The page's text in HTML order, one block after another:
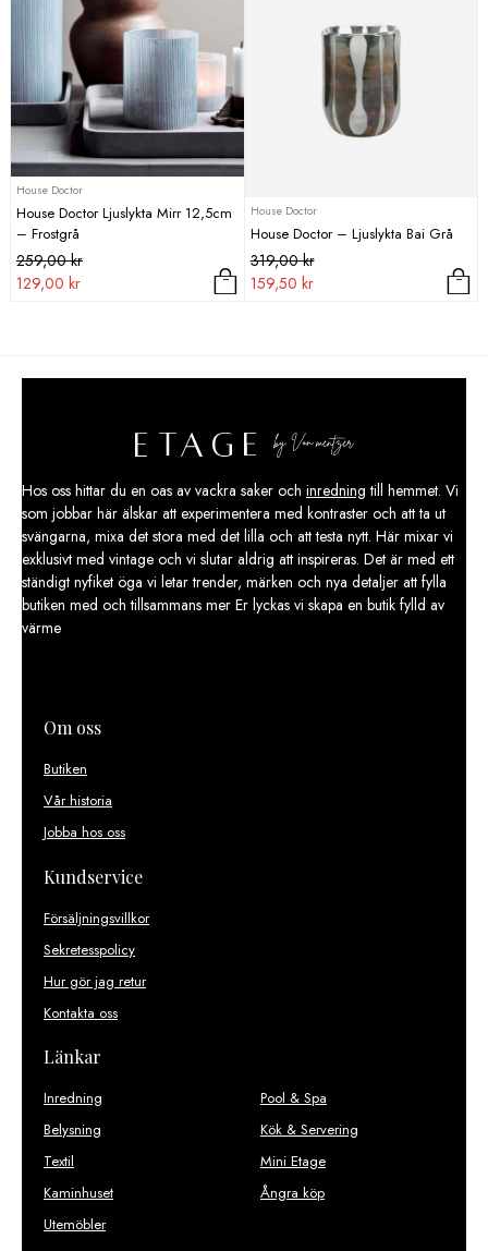
House Doctor
House Doctor Ljuslykta Mirr 12,5cm
– Frostgrå
259,00kr
Det
ursprungliga
129,00 kr
Det
nuvarande
House Doctor
House Doctor – Ljuslykta Bai Grå
319,00kr
Det
ursprungliga
159,50 kr
Det
nuvarande
Hos oss hittar du en oas av vackra saker och inredning till hemmet. Vi
som jobbar här älskar att experimentera med kontraster och att ta ut
svängarna, mixa det stora med det lilla och att testa nytt. Här mixar vi
exklusivt med vintage och vi slutar aldrig att inspireras. Det är med ett
ständigt nyfiket öga vi letar trender, märken och nya detaljer att fylla
butiken med och tillsammans mer Er lyckas vi skapa en butik fylld av
värme
Om oss
Butiken
Vår historia
Jobba hos oss
Kundservice
Försäljningsvillkor
Sekretesspolicy
Hur gör jag retur
Kontakta oss
Länkar
Inredning
Belysning
Textil
Kaminhuset
Utemöbler
Pool & Spa
Kök & Servering
Mini Etage
Ångra köp